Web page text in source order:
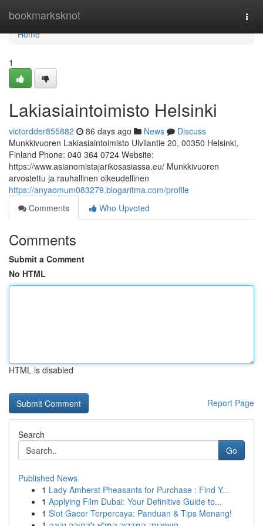
bookmarksknot
Home
Home
1
Lakiasiaintoimisto Helsinki
victordder855882 86 days ago News
Discuss
Munkkivuoren Lakiasiaintoimisto Ulvilantie 20, 00350 Helsinki,
Finland Phone: 040 364 0724 Website:
https://www.asianomistajarikosasiassa.eu/ Munkkivuoren
arvostettu ja rauhallinen oikeudellinen
https://anyaomum083279.blogaritma.com/profile
Comments
Who Upvoted
Comments
Submit a Comment
No HTML
HTML is disabled
Report Page
Search
Go
Published News
1 Lady Amherst Pheasants for Purchase : Find Y...
1 Applying Film Dubai: Your Definitive Guide to...
1 Slot Gacor Terpercaya: Panduan & Tips Menang!